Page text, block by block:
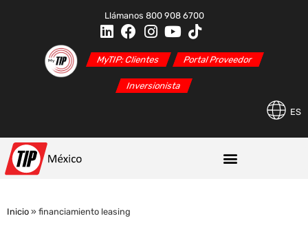
Llámanos 800 908 6700
MyTIP: Clientes Portal Proveedor
Inversionista
ES
Inicio » financiamiento leasing